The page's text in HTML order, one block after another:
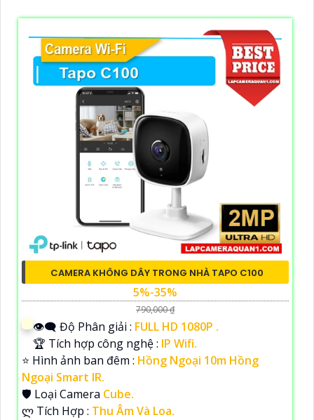
CAMERA KHÔNG DÂY TRONG NHÀ TAPO C100
5%-35%
790,000 ₫
👁️‍🗨 Độ Phân giải : FULL HD 1080P .
🏆 Tích hợp công nghệ : IP Wifi.
⭐ Hình ảnh ban đêm : Hồng Ngoại 10m Hồng
Ngoại Smart IR.
🛡 Loại Camera Cube.
️ლ Tích Hợp : Thu Âm Và Loa.